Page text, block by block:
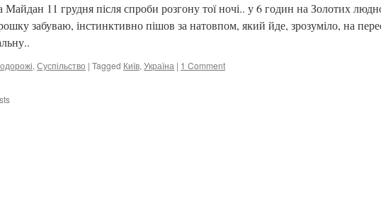
Майдан 11 грудня після спроби розгону тої ночі.. у 6 годин на Золотих
забуваю, інстинктивно пішов за натовпом, який йде, зрозуміло, на
, Суспільство | Tagged Київ, Україна | 1 Comment